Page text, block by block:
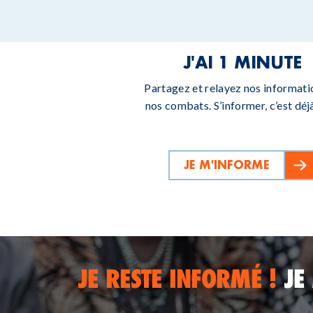
J'AI 1 MINUTE
Partagez et relayez nos
nos combats. S’informer, c’est
JE M'INFORME
JE RESTE INFORMÉ !JE